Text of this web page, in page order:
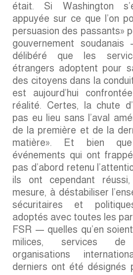
était. Si Washington
appuyée sur ce que l’on
persuasion des passants»
gouvernement
délibéré que les
étrangers adoptent pour
des citoyens dans la
est aujourd’hui
réalité. Certes, la chute
pas eu lieu sans l’aval
de la première et de la
matière». Et bien
événements qui ont
pas d’abord retenu
ils ont cependant
mesure, à déstabiliser
sécuritaires et
adoptés avec toutes les
FSR — quelles qu’en
milices, services de
organisations
derniers ont été désignés